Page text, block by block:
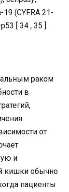
(CYFRA 21-
[ 34 , 35 ].
раком
в
от
и
кишки обычно
пациенты